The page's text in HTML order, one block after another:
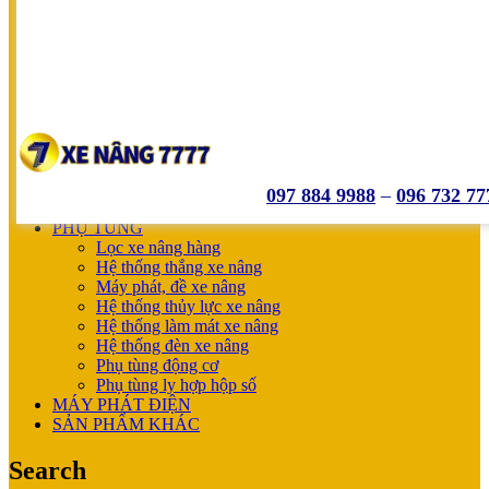
XE NÂNG TAY
XE NÂNG TAY
PHỤ TÙNG
Lọc xe nâng hàng
Hệ thống thắng xe nâng
Máy phát, đề xe nâng
Hệ thống thủy lực xe nâng
Hệ thống làm mát xe nâng
Hệ thống đèn xe nâng
Phụ tùng động cơ
Phụ tùng ly hợp hộp số
MÁY PHÁT ĐIỆN
SẢN PHẨM KHÁC
Search
097 884 9988 – 096 732